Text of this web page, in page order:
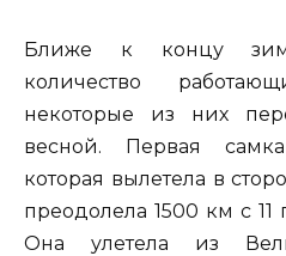
Ближе к концу
количество
некоторые из них
весной. Первая
которая вылетела в
преодолела 1500 км с 11
Она улетела из